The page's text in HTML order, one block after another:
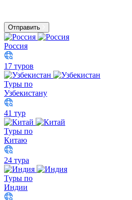
Отправить
Россия
17 туров
Туры по
Узбекистану
41 тур
Туры по
Китаю
24 тура
Туры по
Индии